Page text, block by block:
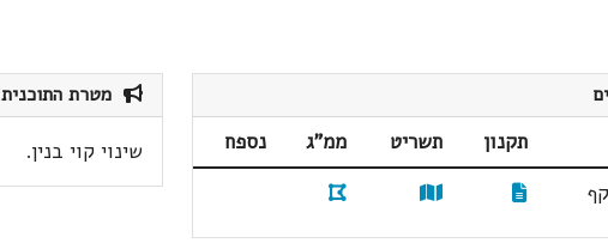
תקנון תשריט ממ"ג
נספח
מטרת התוכנית
שינוי קוי בנין.